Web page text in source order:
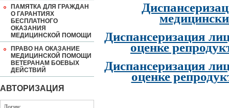
ПАМЯТКА ДЛЯ ГРАЖДАН
О ГАРАНТИЯХ
БЕСПЛАТНОГО
ОКАЗАНИЯ
МЕДИЦИНСКОЙ ПОМОЩИ
ПРАВО НА ОКАЗАНИЕ
МЕДИЦИНСКОЙ ПОМОЩИ
ВЕТЕРАНАМ БОЕВЫХ
ДЕЙСТВИЙ
АВТОРИЗАЦИЯ
Диспансеризация
оценке
Диспансеризация
оценке